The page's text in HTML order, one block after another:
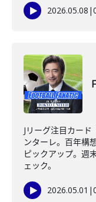
2026.05.08 |
Jリーグ注目カー
ンターレ。百年構
ピックアップ。週
ェック。
2026.05.01 |